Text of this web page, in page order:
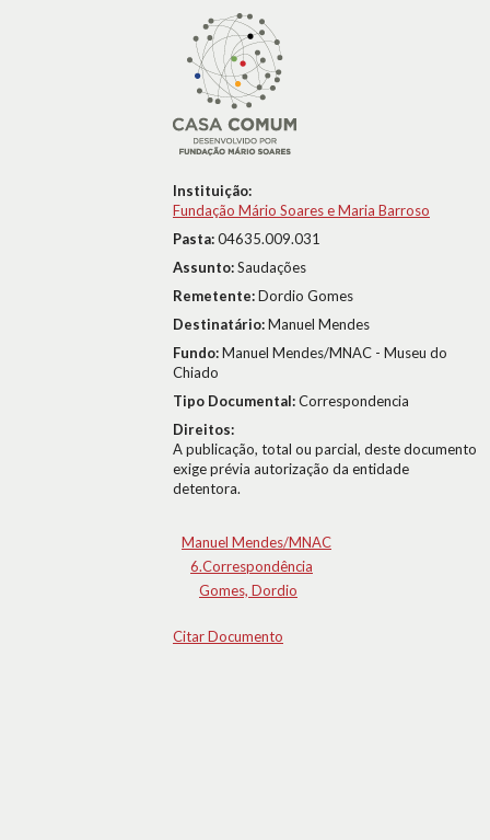
Instituição:
Fundação Mário Soares e Maria Barroso
Pasta:04635.009.031
Assunto:Saudações
Remetente:Dordio Gomes
Destinatário:Manuel Mendes
Fundo:Manuel Mendes/MNAC - Museu do
Chiado
Tipo Documental:Correspondencia
Direitos:
A publicação, total ou parcial, deste documento
exige prévia autorização da entidade
detentora.
Manuel Mendes/MNAC
6.Correspondência
Gomes, Dordio
Citar Documento